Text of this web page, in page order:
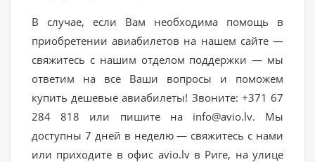
В случае, если Вам необходима помощь в
приобретении авиабилетов на нашем сайте —
свяжитесь с нашим отделом поддержки — мы
ответим на все Ваши вопросы и поможем
купить дешевые авиабилеты! Звоните: +371 67
284 818 или пишите на info@avio.lv. Мы
доступны 7 дней в неделю — свяжитесь с нами
или приходите в офис avio.lv в Риге, на улице